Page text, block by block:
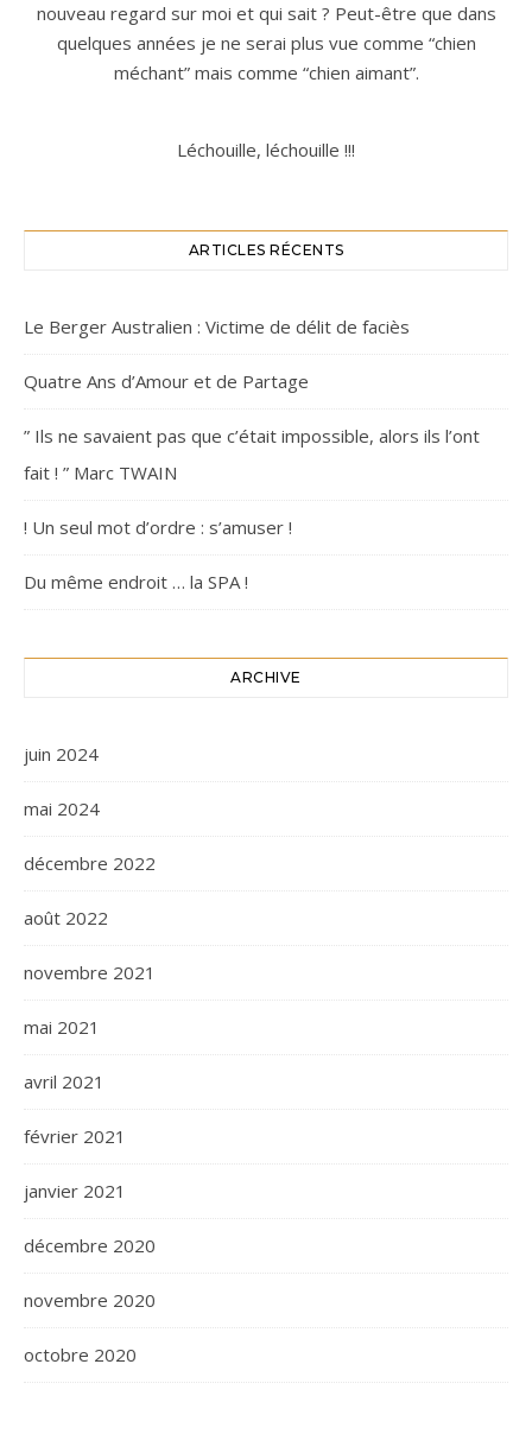
nouveau regard sur moi et qui sait ? Peut-être que dans
quelques années je ne serai plus vue comme “chien
méchant” mais comme “chien aimant”.
Léchouille, léchouille !!!
ARTICLES RÉCENTS
Le Berger Australien : Victime de délit de faciès
Quatre Ans d’Amour et de Partage
” Ils ne savaient pas que c’était impossible, alors ils l’ont
fait ! ” Marc TWAIN
! Un seul mot d’ordre : s’amuser !
Du même endroit … la SPA !
ARCHIVE
juin 2024
mai 2024
décembre 2022
août 2022
novembre 2021
mai 2021
avril 2021
février 2021
janvier 2021
décembre 2020
novembre 2020
octobre 2020